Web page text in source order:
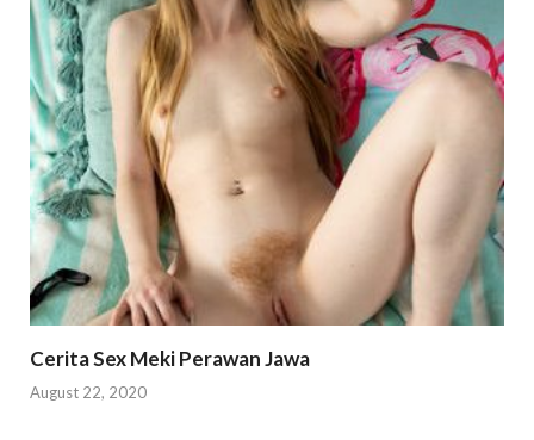
Cerita Sex Meki Perawan Jawa
August 22, 2020